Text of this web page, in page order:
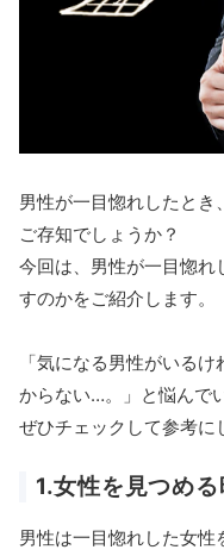
男性が一目惚れしたとき
ご存知でしょうか？
今回は、男性が一目惚れ
すのかをご紹介します。
「気になる男性がいる
からない…。」と悩んで
ぜひチェックして参考に
1.女性を見つめ
男性は一目惚れした女